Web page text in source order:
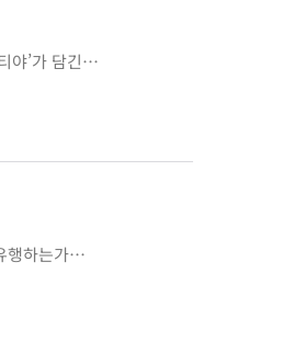
야’가 담긴…
행하는가…